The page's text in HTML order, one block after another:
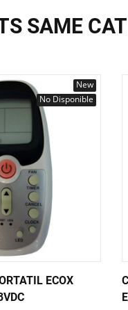
SAME
New
No Disponible
ECOX